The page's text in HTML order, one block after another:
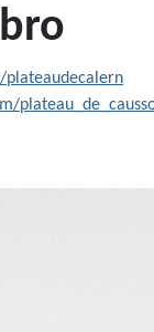
plateaudecalern